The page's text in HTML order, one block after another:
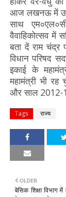
आज लखनऊ में
साथ
वैवाहिकोत्सव में
बता दें राम चंद्र
विधान परिषद
इकाई के
महामंत्री भी
और साल 2012-
Tags राज्य
OLDER
बेसिक शिक्षा विभाग में